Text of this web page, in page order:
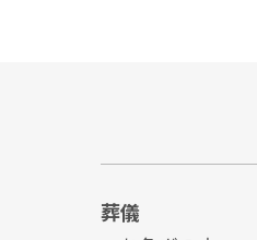
葬儀